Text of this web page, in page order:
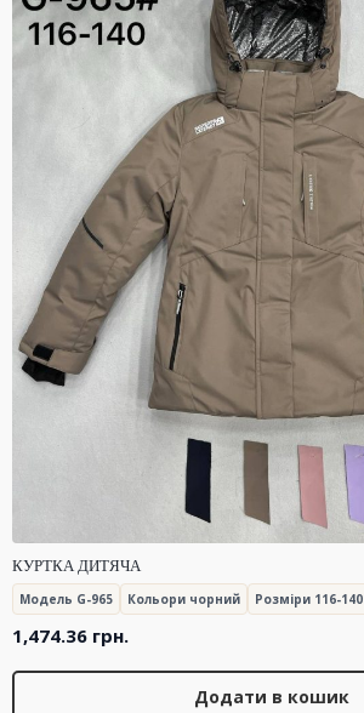
КУРТКА ДИТЯЧА
Модель G-965 Кольори чорний Розміри 116-140
1,474.36 грн.
Додати в кошик